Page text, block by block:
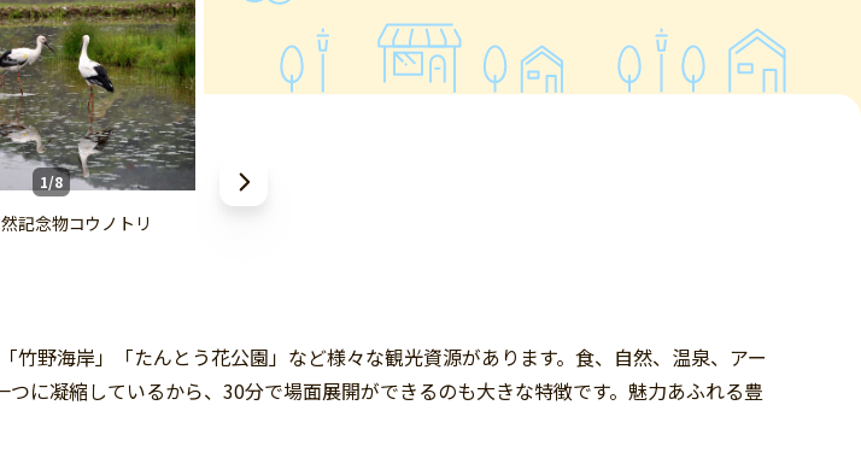
1/8
記念物コウノトリ
野海岸」「たんとう花公園」など様々な観光資源があります。食、自然、温泉、アー
に凝縮しているから、30分で場面展開ができるのも大きな特徴です。魅力あふれる豊